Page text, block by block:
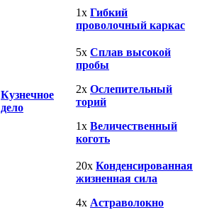
1х Гибкий
проволочный каркас
Кузнечное
дело
5х Сплав высокой
пробы
2х Ослепительный
торий
1х Величественный
коготь
20х Конденсированная
жизненная сила
4х Астраволокно